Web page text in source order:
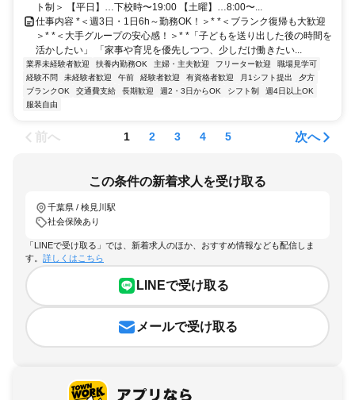
ト制＞ 【平日】…下校時〜19:00 【土曜】…8:00〜...
仕事内容 *＜週3日・1日6h～勤務OK！＞* *＜ブランク復帰も大歓迎
＞* *＜大手グループの安心感！＞* *「子どもを送り出した後の時間を
活かしたい」 「家事や育児を優先しつつ、少しだけ働きたい...
業界未経験者歓迎 扶養内勤務OK 主婦・主夫歓迎 フリーター歓迎
職場見学可
経験不問
未経験者歓迎 午前 経験者歓迎 有資格者歓迎 月1シフト提出
夕方
ブランクOK
交通費支給 長期歓迎 週2・3日からOK シフト制
週4日以上OK
服装自由
前へ 1 2 3 4 5 次へ
この条件の新着求人を受け取る
千葉県 / 検見川駅
社会保険あり
「LINEで受け取る」では、新着求人のほか、おすすめ情報なども配信しま
す。 詳しくはこちら
LINEで受け取る
メールで受け取る